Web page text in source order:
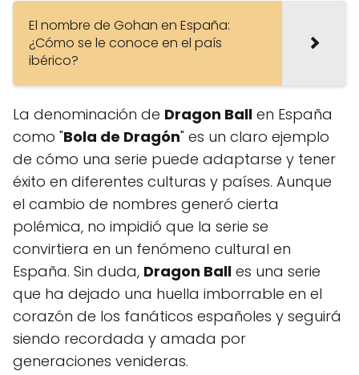
El nombre de Gohan en España:
¿Cómo se le conoce en el país
ibérico?
La denominación de Dragon Ball en España
como "Bola de Dragón" es un claro ejemplo
de cómo una serie puede adaptarse y tener
éxito en diferentes culturas y países. Aunque
el cambio de nombres generó cierta
polémica, no impidió que la serie se
convirtiera en un fenómeno cultural en
España. Sin duda, Dragon Ball es una serie
que ha dejado una huella imborrable en el
corazón de los fanáticos españoles y seguirá
siendo recordada y amada por
generaciones venideras.